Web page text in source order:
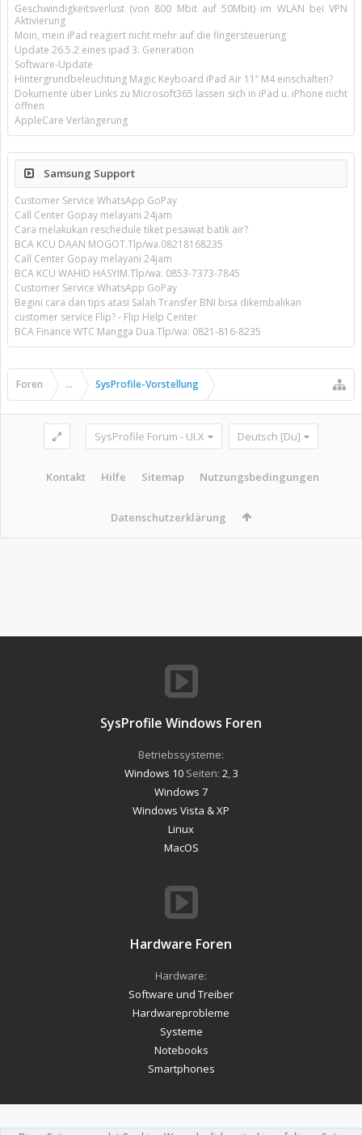
Geschwindigkeitsverlust (von 800 Mbit auf 50Mbit) im WLAN bei VPN
Aktivierung
Moin, mein iPad reagiert nicht mehr auf die fingersteuerung
Update 26.5.2 eines ipad 3. Generation
Software-Update
Hintergrundbeleuchtung Magic Keyboard iPad Air 11’’ M4 einschalten?
Dokumente über Links zu Microsoft365 lassen sich in iPad u. iPhone nicht
öffnen
AppleCare Verlängerung
Samsung Support
Customer Service WhatsApp GoPay
Call Center Gopay melayani 24jam
Cara melakukan reschedule tiket pesawat batik air?
BCA KCU DAAN MOGOT.Tlp/wa.08218168235
Call Center Gopay melayani 24jam
BCA KCU WAHID HASYIM.Tlp/wa: 0853-7373-7845
Customer Service WhatsApp GoPay
Begini cara dan tips atasi Salah Transfer BNI bisa dikembalikan
customer service Flip? - Flip Help Center
BCA Finance WTC Mangga Dua.Tlp/wa: 0821-816-8235
Foren ... SysProfile-Vorstellung
SysProfile Forum - UI.X Deutsch [Du]
Kontakt Hilfe Sitemap Nutzungsbedingungen
Datenschutzerklärung
SysProfile Windows Foren
Betriebssysteme:
Windows 10Seiten: 2 3
Windows 7
Windows Vista & XP
Linux
MacOS
Hardware Foren
Hardware:
Software und Treiber
Hardwareprobleme
Systeme
Notebooks
Smartphones